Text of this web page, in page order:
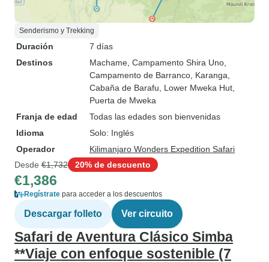
Senderismo y Trekking
Duración
7 días
Destinos
Machame , Campamento Shira Uno
Campamento de Barranco , Karanga
Cabaña de Barafu , Lower Mweka Hut
Puerta de Mweka
Franja de edad
Todas las edades son bienvenidas
Idioma
Solo: Inglés
Operador
Kilimanjaro Wonders Expedition Safari
Desde €1,732 20% de descuento
€1,386
Regístrate para acceder a los descuentos
Descargar folleto Ver circuito
Safari de Aventura Clásico Simba
**Viaje con enfoque sostenible (7